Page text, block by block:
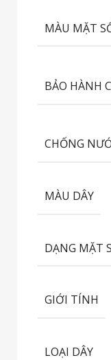
MÀU MẶT
BẢO HÀNH
CHỐNG
MÀU DÂY
DẠNG MẶT
GIỚI TÍNH
LOẠI DÂY